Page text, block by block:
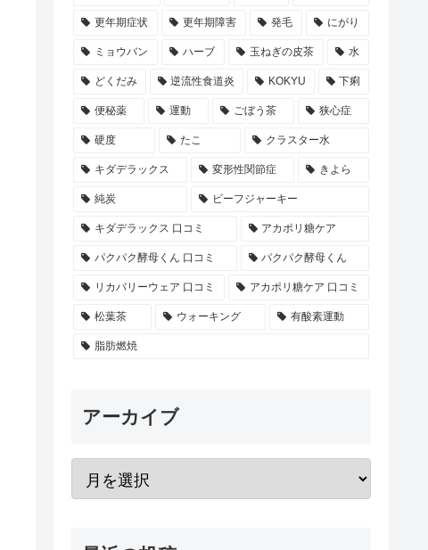
更年期症状 更年期障害 発毛 にがり
ミョウバン ハーブ 玉ねぎの皮茶 水
どくだみ 逆流性食道炎 KOKYU 下痢
便秘薬 運動 ごぼう茶 狭心症
硬度 たこ クラスター水
キダデラックス 変形性関節症 きよら
純炭 ビーフジャーキー
キダデラックス 口コミ アカポリ糖ケア
パクパク酵母くん 口コミ パクパク酵母くん
リカバリーウェア 口コミ アカポリ糖ケア 口コミ
松葉茶 ウォーキング 有酸素運動
脂肪燃焼
アーカイブ